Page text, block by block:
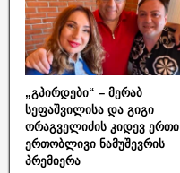
„გპირდები“ – მერაბ
სეფაშვილისა და გიგი
ორაგველიძის კიდევ ერთი
ერთობლივი ნამუშევრის
პრემიერა